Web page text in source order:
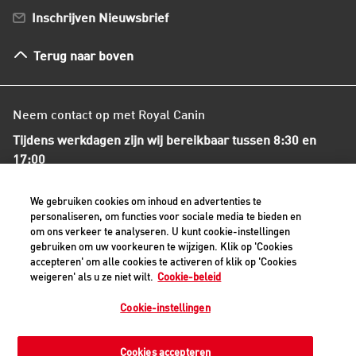
Inschrijven Nieuwsbrief
Terug naar boven
Verzenden
Algemene voorwaarden
Neem contact op met Royal Canin
Tijdens werkdagen zijn wij bereikbaar tussen 8:30 en
17:00
+31(0)413-318418
Contact met ons opnemen
Veilige betaalmethoden - alle bedragen zijn inclusief BTW
We gebruiken cookies om inhoud en advertenties te
personaliseren, om functies voor sociale media te bieden en
om ons verkeer te analyseren. U kunt cookie-instellingen
gebruiken om uw voorkeuren te wijzigen. Klik op 'Cookies
accepteren' om alle cookies te activeren of klik op 'Cookies
weigeren' als u ze niet wilt. Cookie-beleid
Cookie-instellingen
Cookies accepteren